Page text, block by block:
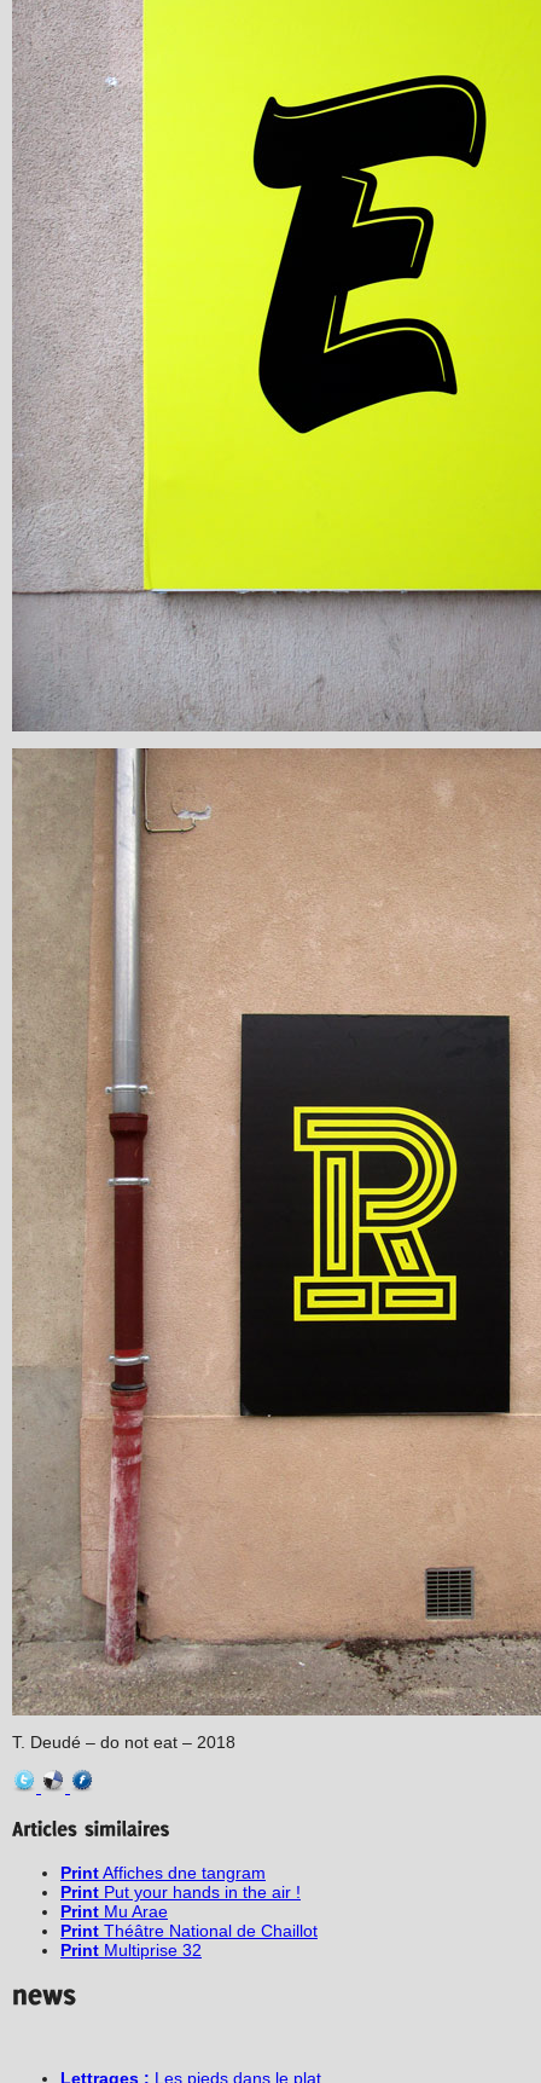
T. Deudé – do not eat – 2018
PrintAffiches dne tangram
Print Put your hands in the air !
Print Mu Arae
Print Théâtre National de Chaillot
Print Multiprise 32
Lettrages : Les pieds dans le plat